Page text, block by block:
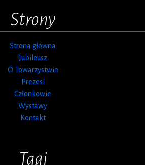
Strony
Strona główna
Jubileusz
O Towarzystwie
Prezesi
Członkowie
Wystawy
Kontakt
Tagi